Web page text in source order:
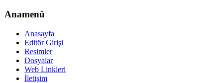
Anamenü
Anasayfa
Editör Girişi
Resimler
Dosyalar
Web Linkleri
İletişim